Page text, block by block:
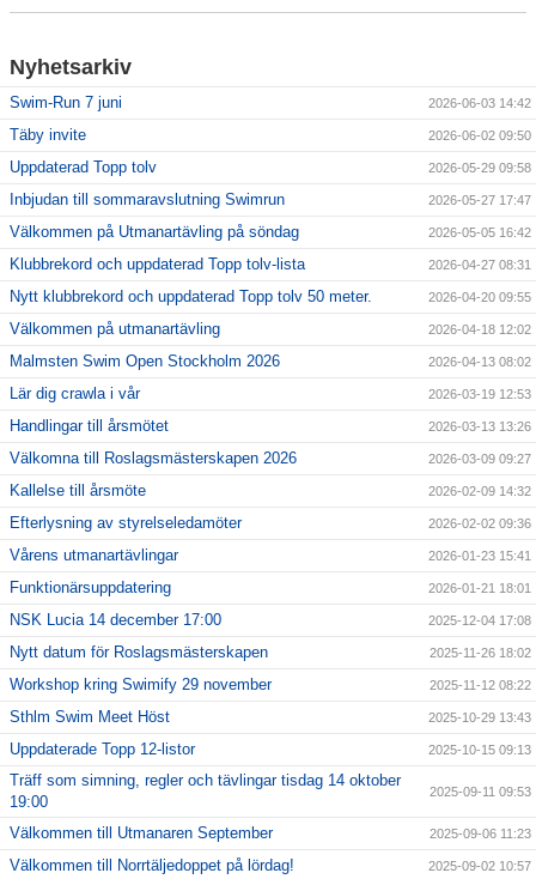
Nyhetsarkiv
Swim-Run 7 juni 2026-06-03 14:42
Täby invite 2026-06-02 09:50
Uppdaterad Topp tolv 2026-05-29 09:58
Inbjudan till sommaravslutning Swimrun 2026-05-27 17:47
Välkommen på Utmanartävling på söndag 2026-05-05 16:42
Klubbrekord och uppdaterad Topp tolv-lista 2026-04-27 08:31
Nytt klubbrekord och uppdaterad Topp tolv 50 meter. 2026-04-20 09:55
Välkommen på utmanartävling 2026-04-18 12:02
Malmsten Swim Open Stockholm 2026 2026-04-13 08:02
Lär dig crawla i vår 2026-03-19 12:53
Handlingar till årsmötet 2026-03-13 13:26
Välkomna till Roslagsmästerskapen 2026 2026-03-09 09:27
Kallelse till årsmöte 2026-02-09 14:32
Efterlysning av styrelseledamöter 2026-02-02 09:36
Vårens utmanartävlingar 2026-01-23 15:41
Funktionärsuppdatering 2026-01-21 18:01
NSK Lucia 14 december 17:00 2025-12-04 17:08
Nytt datum för Roslagsmästerskapen 2025-11-26 18:02
Workshop kring Swimify 29 november 2025-11-12 08:22
Sthlm Swim Meet Höst 2025-10-29 13:43
Uppdaterade Topp 12-listor 2025-10-15 09:13
Träff som simning, regler och tävlingar tisdag 14 oktober
19:00
2025-09-11 09:53
Välkommen till Utmanaren September 2025-09-06 11:23
Välkommen till Norrtäljedoppet på lördag! 2025-09-02 10:57